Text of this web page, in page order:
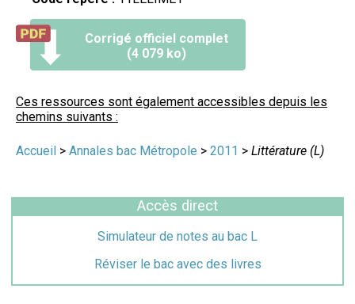
Corrigé officiel complet
(4 079 ko)
Ces ressources sont également accessibles depuis les
chemins suivants :
Accueil > Annales bac Métropole > 2011 > Littérature (L)
Accès direct
Simulateur de notes au bac L
Réviser le bac avec des livres